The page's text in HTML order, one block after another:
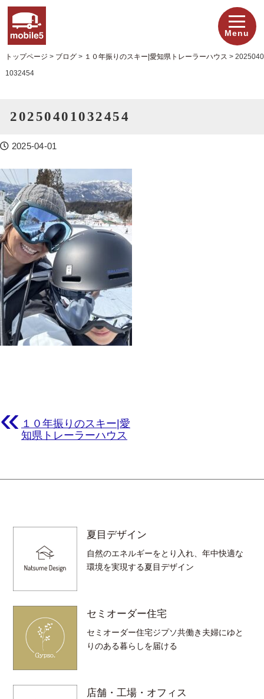
Menu
トップページ > ブログ> １０年振りのスキー|愛知県トレーラーハウス > 2025040
1032454
20250401032454
2025-04-01
« １０年振りのスキー|愛
知県トレーラーハウス
夏目デザイン
自然のエネルギーをとり入れ、年中快適な
環境を実現する夏目デザイン
セミオーダー住宅
セミオーダー住宅ジプソ共働き夫婦にゆと
りのある暮らしを届ける
店舗・工場・オフィス